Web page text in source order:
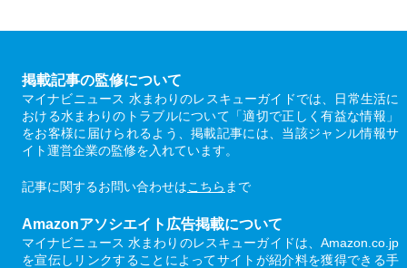
掲載記事の監修について
マイナビニュース 水まわりのレスキューガイドでは、日常生活に
おける水まわりのトラブルについて「適切で正しく有益な情報」
をお客様に届けられるよう、掲載記事には、当該ジャンル情報サ
イト運営企業の監修を入れています。
記事に関するお問い合わせはこちら まで
Amazonアソシエイト広告掲載について
マイナビニュース 水まわりのレスキューガイドは、Amazon.co.jp
を宣伝しリンクすることによってサイトが紹介料を獲得できる手